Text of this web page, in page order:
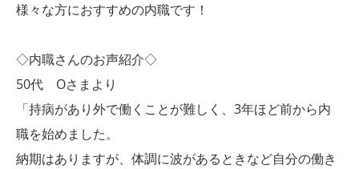
様々な方におすすめの内職です！
◇内職さんのお声紹介◇
50代 Oさまより
「持病があり外で働くことが難しく、3年ほど前から内
職を始めました。
納期はありますが、体調に波があるときなど自分の働き